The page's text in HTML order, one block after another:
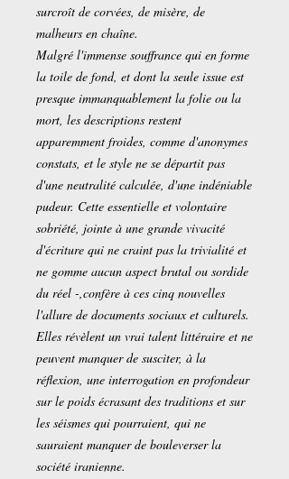
surcroît de corvées, de misère, de
malheurs en chaîne.
Malgré l'immense souffrance qui en forme
la toile de fond, et dont la seule issue est
presque immanquablement la folie ou la
mort, les descriptions restent
apparemment froides, comme d'anonymes
constats, et le style ne se départit pas
d'une neutralité calculée, d'une indéniable
pudeur. Cette essentielle et volontaire
sobriété, jointe à une grande vivacité
d'écriture qui ne craint pas la trivialité et
ne gomme aucun aspect brutal ou sordide
du réel -,confère à ces cinq nouvelles
l'allure de documents sociaux et culturels.
Elles révèlent un vrai talent littéraire et ne
peuvent manquer de susciter, à la
réflexion, une interrogation en profondeur
sur le poids écrasant des traditions et sur
les séismes qui pourraient, qui ne
sauraient manquer de bouleverser la
société iranienne.